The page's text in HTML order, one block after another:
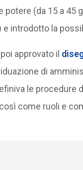
(da 15 a 45
introdotto la
approvato il
di
le procedure
come ruoli e